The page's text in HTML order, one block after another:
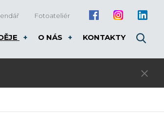
Fotoateliér
O NÁS KONTAKTY
3. kolo přijímacího řízení pro rok